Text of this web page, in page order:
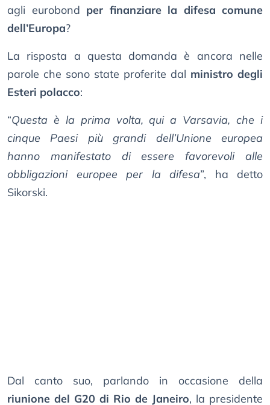
agli eurobond per finanziare la difesa comune
dell’Europa?
La risposta a questa domanda è ancora nelle
parole che sono state proferite dal ministro degli
Esteri polacco:
“Questa è la prima volta, qui a Varsavia, che i
cinque Paesi più grandi dell’Unione europea
hanno manifestato di essere favorevoli alle
obbligazioni europee per la difesa”, ha detto
Sikorski.
Dal canto suo, parlando in occasione della
riunione del G20 di Rio de Janeiro, la presidente